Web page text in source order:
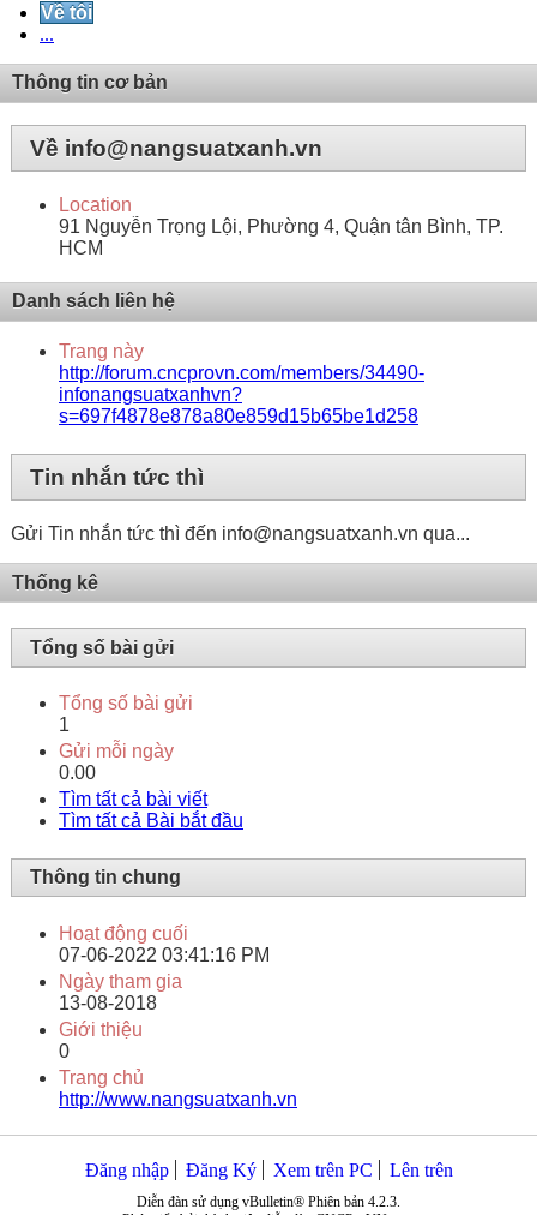
Về tôi
...
Thông tin cơ bản
Về info@nangsuatxanh.vn
Location
91 Nguyễn Trọng Lội, Phường 4, Quận tân Bình, TP.
HCM
Danh sách liên hệ
Trang này
http://forum.cncprovn.com/members/34490-
infonangsuatxanhvn?
s=697f4878e878a80e859d15b65be1d258
Tin nhắn tức thì
Gửi Tin nhắn tức thì đến info@nangsuatxanh.vn qua...
Thống kê
Tổng số bài gửi
Tổng số bài gửi
1
Gửi mỗi ngày
0.00
Tìm tất cả bài viết
Tìm tất cả Bài bắt đầu
Thông tin chung
Hoạt động cuối
07-06-2022 03:41:16 PM
Ngày tham gia
13-08-2018
Giới thiệu
0
Trang chủ
http://www.nangsuatxanh.vn
Đăng nhập Đăng Ký Xem trên PC Lên trên
Diễn đàn sử dụng vBulletin® Phiên bản 4.2.3.